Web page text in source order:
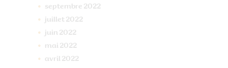
septembre 2022
juillet 2022
juin 2022
mai 2022
avril 2022